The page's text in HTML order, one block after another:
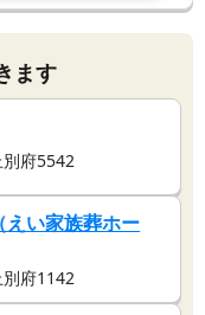
ます
府5542
えい家族葬ホー
府1142